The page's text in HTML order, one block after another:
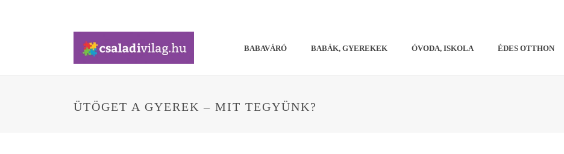
BABAVÁRÓ BABÁK, GYEREKEK ÓVODA, ISKOLA ÉDES OTTHON
ÜTÖGET A GYEREK – MIT TEGYÜNK?